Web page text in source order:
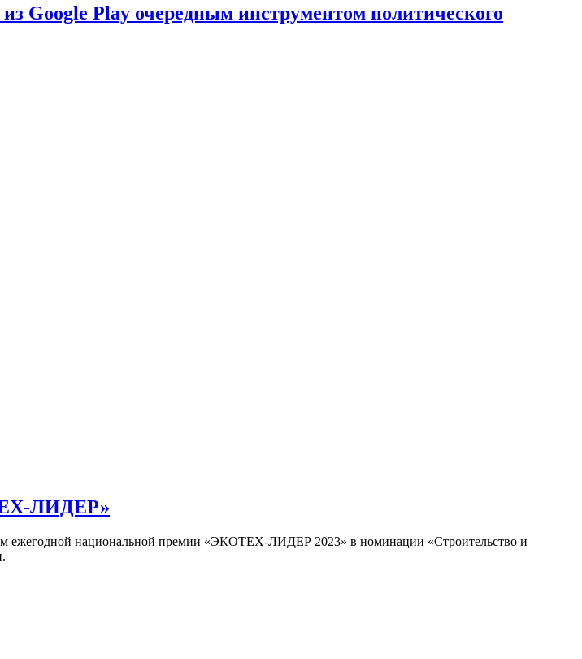
Google Play очередным инструментом политического
ЛИДЕР»
ежегодной национальной премии «ЭКОТЕХ-ЛИДЕР 2023» в номинации «Строительство и